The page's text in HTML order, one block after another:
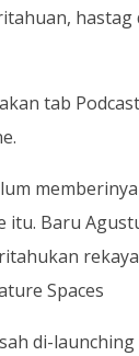
hastag
tab
itu. Baru
Spaces
di-